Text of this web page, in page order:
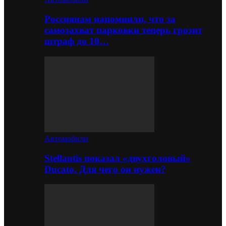
Россиянам напомнили, что за
самозахват парковки теперь грозит
штраф до 10…
Автомобили
Stellantis показал «двухголовый»
Ducato. Для чего он нужен?